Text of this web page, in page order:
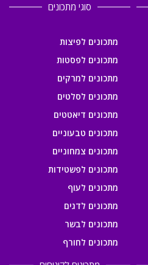
סוגי מתכונים
מתכונים לפיצות
מתכונים לפסטות
מתכונים למרקים
מתכונים לסלטים
מתכונים דיאטטים
מתכונים טבעוניים
מתכונים צמחוניים
מתכונים לפשטידות
מתכונים לעוף
מתכונים לדגים
מתכונים לבשר
מתכונים לחורף